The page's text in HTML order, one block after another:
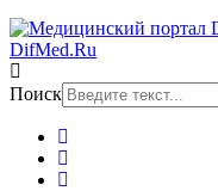
DifMed.Ru
Поиск